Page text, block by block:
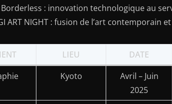
: innovation technologique au
ART NIGHT : fusion de l’art
LIEU DATE
Kyoto
Avril – Juin
2025